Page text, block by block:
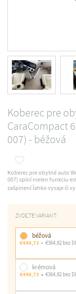
Koberec pre
CaraCompact
007) - béžová
Koberec pre obytné auto
007) splní nielen funkciu
zašpinení ľahko vysaje či
ZVOĽTE VARIANT:
béžová
€448,73
€364,82 bez
krémová
€448,73
€364,82 bez